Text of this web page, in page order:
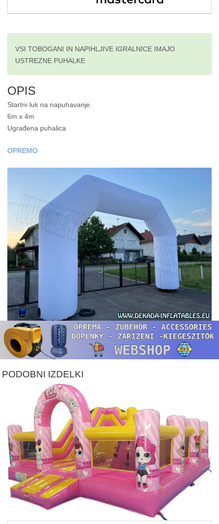
VSI TOBOGANI IN NAPIHLJIVE IGRALNICE IMAJO
USTREZNE PUHALKE
OPIS
Startni luk na napuhavanje.
6m x 4m
Ugrađena puhalica
OPREMO
PODOBNI IZDELKI